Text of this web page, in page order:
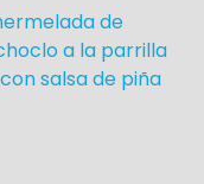
de
a la parrilla
salsa de piña